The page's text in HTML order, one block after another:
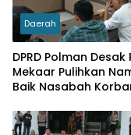
Daerah
DPRD Polman Desak
Mekaar Pulihkan
Baik Nasabah